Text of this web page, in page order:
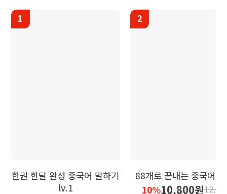
1
한권 한달 완성 중국어 말하기
lv.1
2
88개로 끝내는 중국어
10%10,800원